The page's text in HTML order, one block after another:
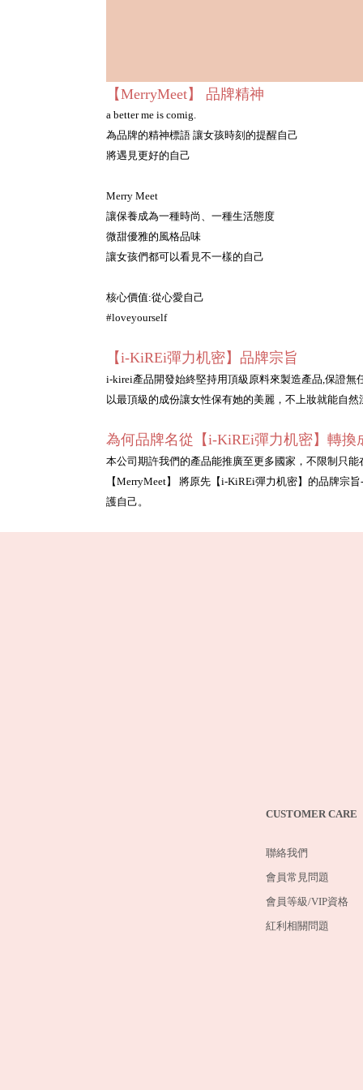
【MerryMeet】 品牌精神
a better me is comig.
為品牌的精神標語 讓女孩時刻的提醒自己
將遇見更好的自己
Merry Meet
讓保養成為一種時尚、一種生活態度
微甜優雅的風格品味
讓女孩們都可以看見不一樣的自己
核心價值:從心愛自己
#loveyourself
【i-KiREi彈力机密】品牌宗旨
i-kirei產品開發始終堅持用頂級原料來製造產品,保證
以最頂級的成份讓女性保有她的美麗，不上妝就能自然
為何品牌名從【i-KiREi彈力机密】轉換
本公司期許我們的產品能推廣至更多國家，不限制只
【MerryMeet】 將原先【i-KiREi彈力机密】的品牌宗
護自己。
CUSTOMER CARE
聯絡我們
會員常見問題
會員等級/VIP資格
紅利相關問題